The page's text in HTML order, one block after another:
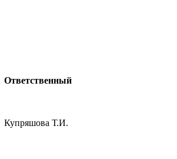
Ответственный
Купряшова Т.И.